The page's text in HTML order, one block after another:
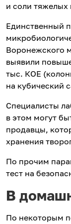
и соли тяжелых
Единственный
Воронежского
выявили
тыс. КОЕ
на кубический
Специалисты
в этом могут
продавцы,
хранения
По прочим
тест на
В
По некоторым